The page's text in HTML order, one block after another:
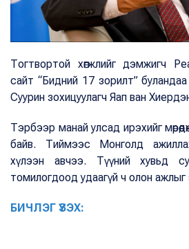
Тогтвортой хөгжлийг дэмжигч
сайт “Бидний 17 зорилт”
Суурин зохицуулагч Яап ван
Тэрбээр манай улсад ирэхийг
байв. Тиймээс Монголд
хүлээн авчээ. Түүний хувьд
томилогдоод удаагүй ч олон
БИЧЛЭГ ҮЗЭХ: